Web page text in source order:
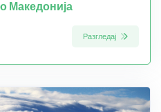
Македонија
Разгледај